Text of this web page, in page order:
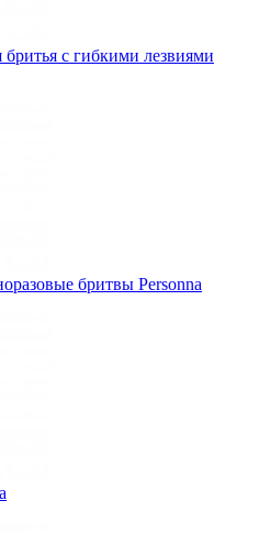
с гибкими лезвиями
бритвы Personna